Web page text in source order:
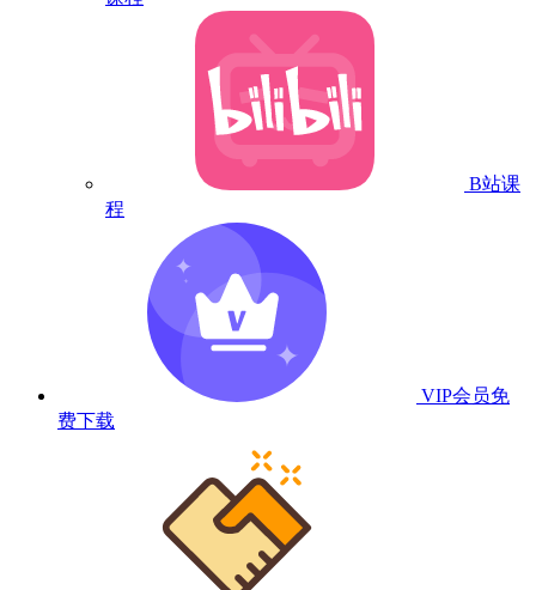
B站课
程
VIP会员免
费下载